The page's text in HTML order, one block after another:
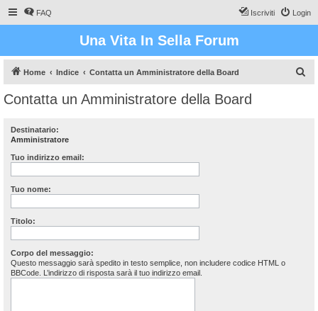
FAQ Login
Iscriviti
Una Vita In Sella Forum
Home Indice Contatta un Amministratore della Board
Contatta un Amministratore della Board
Destinatario:
Amministratore
Tuo indirizzo email:
Tuo nome:
Titolo:
Corpo del messaggio:
Questo messaggio sarà spedito in testo semplice, non includere codice HTML o
BBCode. L’indirizzo di risposta sarà il tuo indirizzo email.